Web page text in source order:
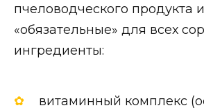
пчеловодческого продукта
«обязательные» для всех
ингредиенты:
витаминный комплекс